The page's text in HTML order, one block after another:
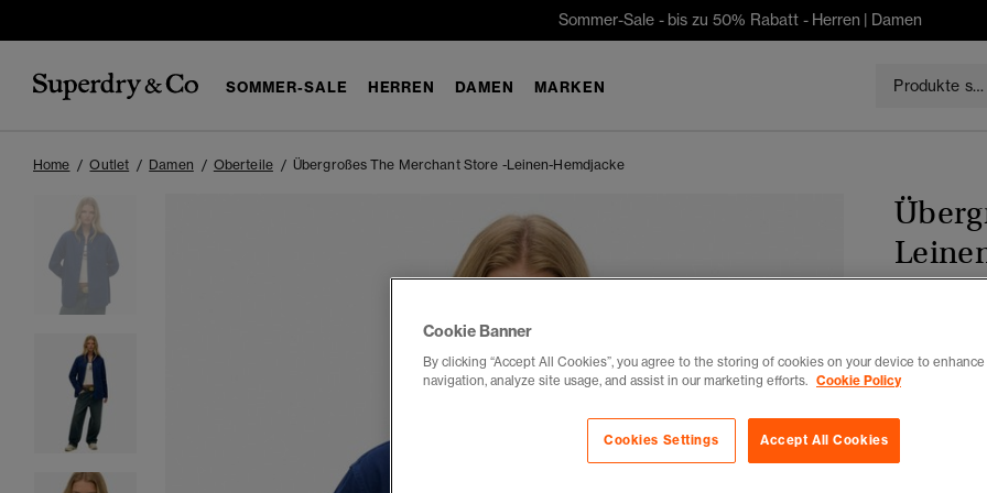
Sommer-Sale - bis zu 50% Rabatt - Herren | Damen
SOMMER-SALE HERREN DAMEN MARKEN
Home Outlet Damen Oberteile Übergroßes The Merchant Store -Leinen-Hemdjacke
Auswählen
Cookie Banner
By clicking “Accept All Cookies”, you agree to the storing of cookies on your device to
navigation, analyze site usage, and assist in our marketing efforts. Cookie Policy
Accept All Cookies
Cookies Settings